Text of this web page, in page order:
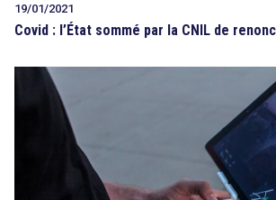
19/01/2021
Covid : l’État sommé par la CNIL de